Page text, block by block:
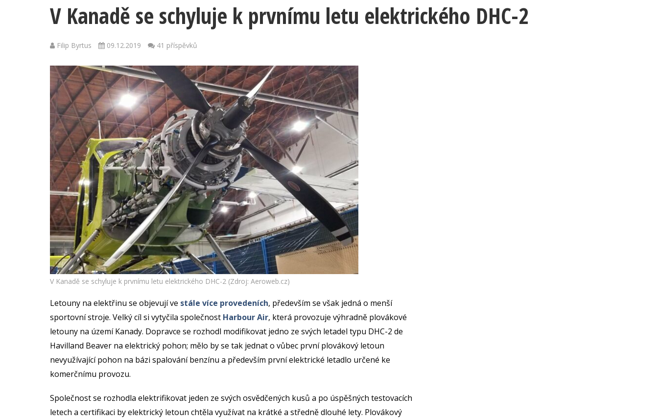
V Kanadě se schyluje k prvnímu letu elektrického DHC-2
Filip Byrtus 09.12.2019 41 příspěvků
V Kanadě se schyluje k prvnímu letu elektrického DHC-2 (Zdroj: Aeroweb.cz)
Letouny na elektřinu se objevují ve stále více provedeních, především se však jedná o menší
sportovní stroje. Velký cíl si vytyčila společnost Harbour Air, která provozuje výhradně plovákové
letouny na území Kanady. Dopravce se rozhodl modifikovat jedno ze svých letadel typu DHC-2 de
Havilland Beaver na elektrický pohon; mělo by se tak jednat o vůbec první plovákový letoun
nevyužívající pohon na bázi spalování benzínu a především první elektrické letadlo určené ke
komerčnímu provozu.
Společnost se rozhodla elektrifikovat jeden ze svých osvědčených kusů a po úspěšných testovacích
letech a certifikaci by elektrický letoun chtěla využívat na krátké a středně dlouhé lety. Plovákový